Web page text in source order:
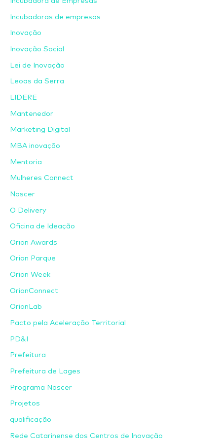
Incubadoras de empresas
Inovação
Inovação Social
Lei de Inovação
Leoas da Serra
LIDERE
Mantenedor
Marketing Digital
MBA inovação
Mentoria
Mulheres Connect
Nascer
O Delivery
Oficina de Ideação
Orion Awards
Orion Parque
Orion Week
OrionConnect
OrionLab
Pacto pela Aceleração Territorial
PD&I
Prefeitura
Prefeitura de Lages
Programa Nascer
Projetos
qualificação
Rede Catarinense dos Centros de Inovação